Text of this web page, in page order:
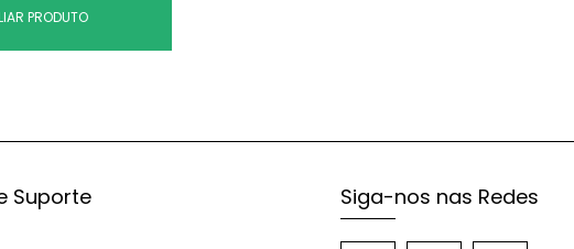
PRODUTO
Suporte Siga-nos nas Redes